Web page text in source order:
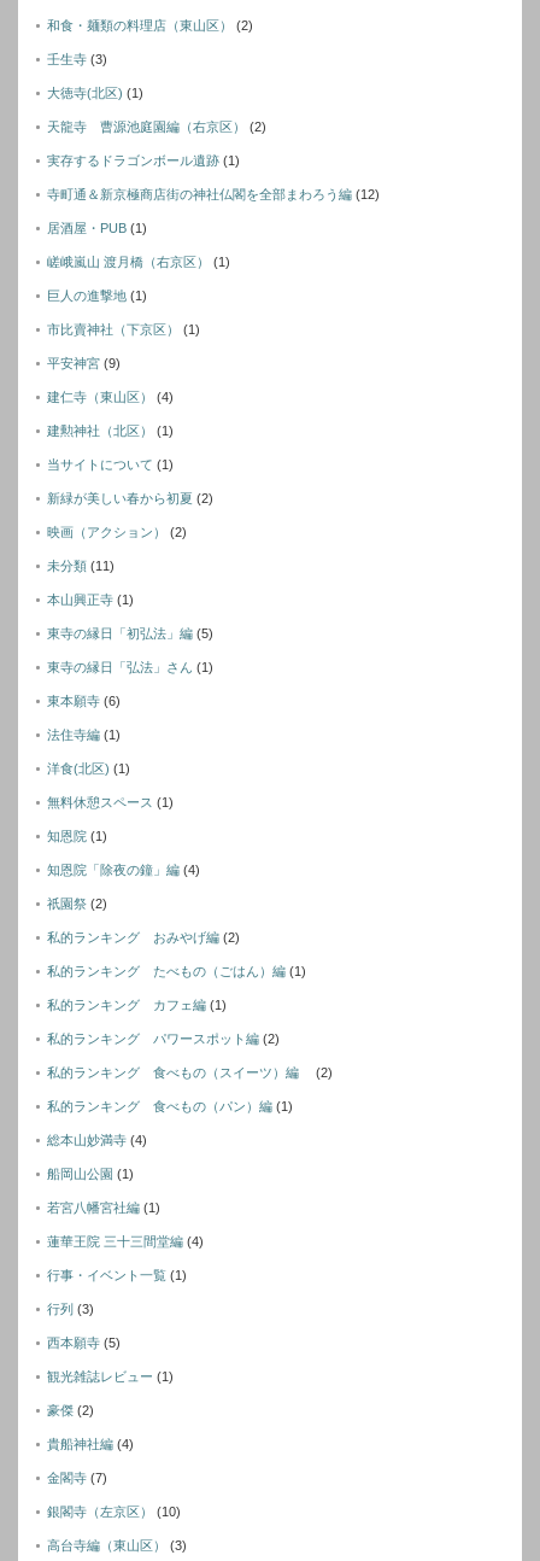
和食・麺類の料理店（東山区） (2)
壬生寺 (3)
大徳寺(北区) (1)
天龍寺 曹源池庭園編（右京区） (2)
実存するドラゴンボール遺跡 (1)
寺町通＆新京極商店街の神社仏閣を全部まわろう編 (12)
居酒屋・PUB (1)
嵯峨嵐山 渡月橋（右京区） (1)
巨人の進撃地 (1)
市比賣神社（下京区） (1)
平安神宮 (9)
建仁寺（東山区） (4)
建勲神社（北区） (1)
当サイトについて (1)
新緑が美しい春から初夏 (2)
映画（アクション） (2)
未分類 (11)
本山興正寺 (1)
東寺の縁日「初弘法」編 (5)
東寺の縁日「弘法」さん (1)
東本願寺 (6)
法住寺編 (1)
洋食(北区) (1)
無料休憩スペース (1)
知恩院 (1)
知恩院「除夜の鐘」編 (4)
祇園祭 (2)
私的ランキング おみやげ編 (2)
私的ランキング たべもの（ごはん）編 (1)
私的ランキング カフェ編 (1)
私的ランキング パワースポット編 (2)
私的ランキング 食べもの（スイーツ）編 (2)
私的ランキング 食べもの（パン）編 (1)
総本山妙満寺 (4)
船岡山公園 (1)
若宮八幡宮社編 (1)
蓮華王院 三十三間堂編 (4)
行事・イベント一覧 (1)
行列 (3)
西本願寺 (5)
観光雑誌レビュー (1)
豪傑 (2)
貴船神社編 (4)
金閣寺 (7)
銀閣寺（左京区） (10)
高台寺編（東山区） (3)